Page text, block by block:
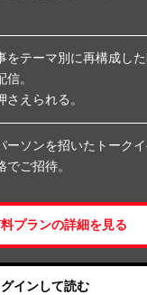
をテーマ別に再構成し
。
えられる。
ーソンを招いたトーク
ご招待。
プランの詳細を見る
グインして読む